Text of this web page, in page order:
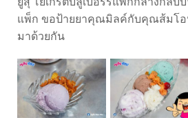
แพ็ก ขอป้ายยาคุณมิลค์กับคุณส้มโอ
มาด้วยกัน